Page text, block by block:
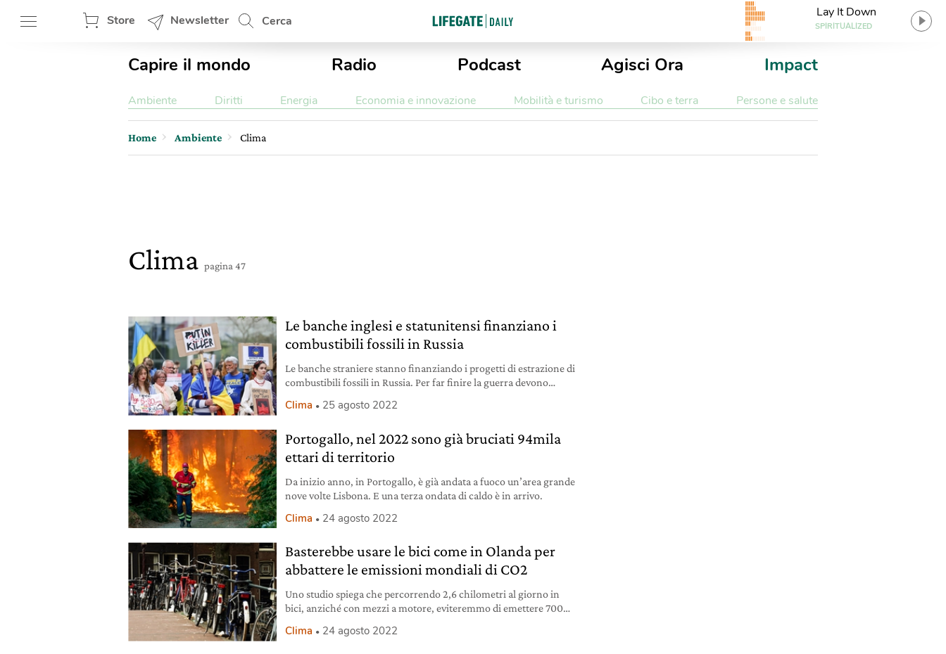
Store Newsletter Cerca
Lay It Down
SPIRITUALIZED
Capire il mondo Radio Podcast Agisci Ora Impact
Ambiente Diritti Energia Economia e innovazione Mobilità e turismo Cibo e terra Persone e salute
Home Ambiente Clima
Clima pagina 47
Le banche inglesi e statunitensi finanziano i
combustibili fossili in Russia
Le banche straniere stanno finanziando i progetti di estrazione di
combustibili fossili in Russia. Per far finire la guerra devono
Clima 25 agosto 2022
Portogallo, nel 2022 sono già bruciati 94mila
ettari di territorio
Da inizio anno, in Portogallo, è già andata a fuoco un’area grande
nove volte Lisbona. E una terza ondata di caldo è in arrivo.
Clima 24 agosto 2022
Basterebbe usare le bici come in Olanda per
abbattere le emissioni mondiali di CO2
Uno studio spiega che percorrendo 2,6 chilometri al giorno in
bici, anziché con mezzi a motore, eviteremmo di emettere 700
Clima 24 agosto 2022